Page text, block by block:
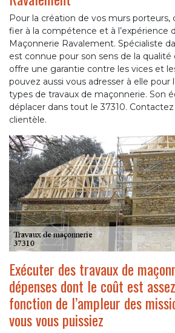
Pour la création de vos murs porteurs,
fier à la compétence et à l’expérience
Maçonnerie Ravalement. Spécialiste
est connue pour son sens de la
offre une garantie contre les vices et
pouvez aussi vous adresser à elle pour
types de travaux de maçonnerie. Son
déplacer dans tout le 37310.
clientèle.
Exécuter des travaux de
dépenses dont le coût est
fonction de l’ampleur des
vous vous puissiez